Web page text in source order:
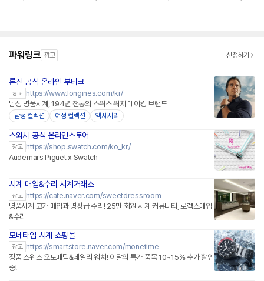
파워링크 광고 신청하기
론진 공식 온라인 부티크
광고 https://www.longines.com/kr/
남성 명품시계, 194년 전통의 스위스 워치 메이킹 브랜드
남성 컬렉션 여성 컬렉션 액세서리
스와치 공식 온라인스토어
광고 https://shop.swatch.com/ko_kr/
Audemars Piguet x Swatch
시계 매입&수리 시계거래소
광고 https://cafe.naver.com/sweetdressroom
명품시계 고가 매입과 명장급 수리! 25만 회원 시계 커뮤니티, 로렉스매입
&수리
모네타임 시계 쇼핑몰
광고 https://smartstore.naver.com/monetime
정품 스위스 오토매틱&데일리 워치! 이달의 특가 품목 10~15% 추가 할인
중!